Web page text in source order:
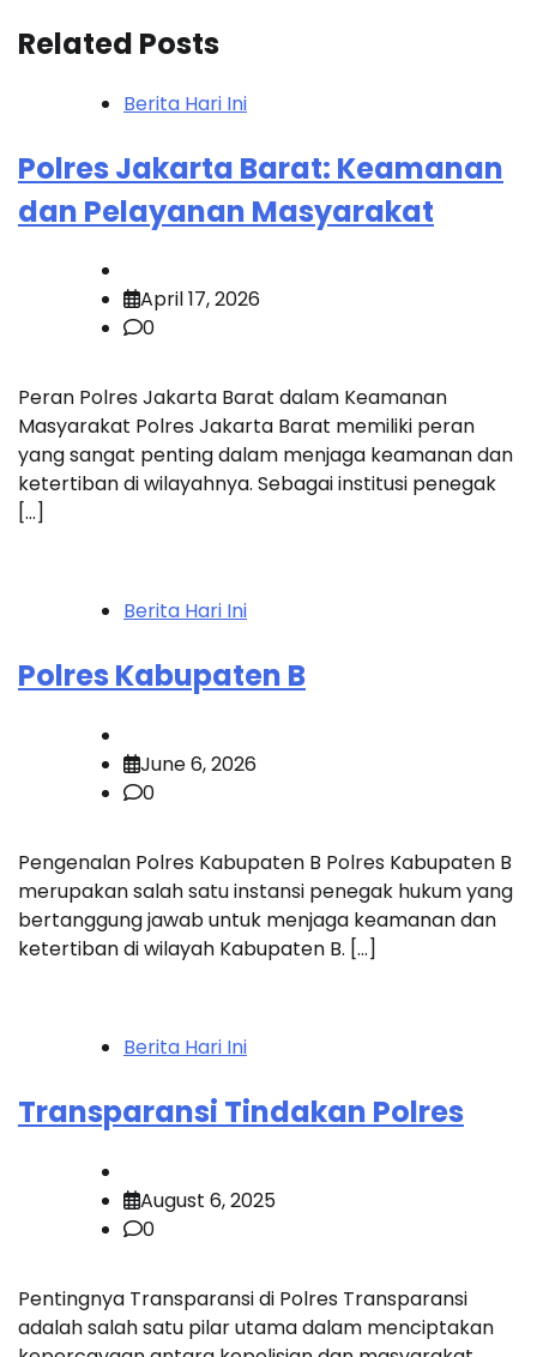
Related Posts
Berita Hari Ini
Polres Jakarta Barat: Keamanan
dan Pelayanan Masyarakat
April 17, 2026
0
Peran Polres Jakarta Barat dalam Keamanan
Masyarakat Polres Jakarta Barat memiliki peran
yang sangat penting dalam menjaga keamanan dan
ketertiban di wilayahnya. Sebagai institusi penegak
[…]
Berita Hari Ini
Polres Kabupaten B
June 6, 2026
0
Pengenalan Polres Kabupaten B Polres Kabupaten B
merupakan salah satu instansi penegak hukum yang
bertanggung jawab untuk menjaga keamanan dan
ketertiban di wilayah Kabupaten B. […]
Berita Hari Ini
Transparansi Tindakan Polres
August 6, 2025
0
Pentingnya Transparansi di Polres Transparansi
adalah salah satu pilar utama dalam menciptakan